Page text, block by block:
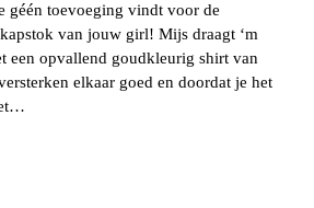
géén toevoeging vindt voor de
van jouw girl! Mijs draagt ‘m
een opvallend goudkleurig shirt van
elkaar goed en doordat je het